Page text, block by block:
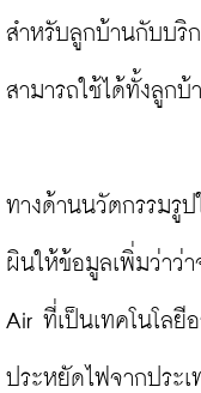
สำหรับลูกบ้านกับบริ
สามารถใช้ได้ทั้งลูกบ้
ทางด้านนวัตกรรมรู
ผินให้ข้อมูลเพิ่มว่าว่า
Air ที่เป็นเทคโนโล
ประหยัดไฟจากประ